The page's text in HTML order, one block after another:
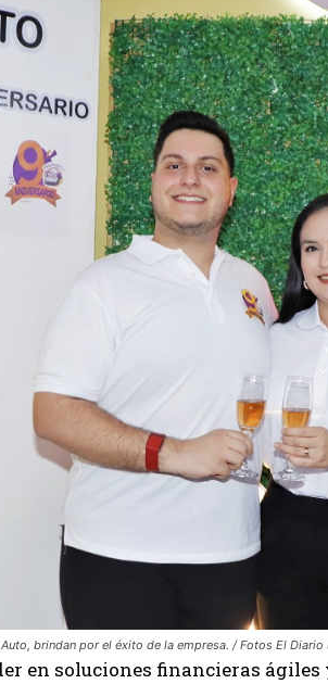
brindan por el éxito de la empresa. / Fotos El Diario
en soluciones financieras ágiles